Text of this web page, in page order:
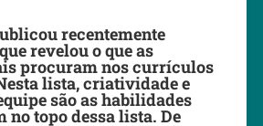
recentemente
revelou o que as
procuram nos currículos
lista, criatividade e
são as habilidades
no topo dessa lista. De